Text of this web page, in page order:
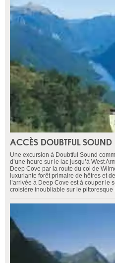
ACCÈS DOUBTFUL SOUND
Une excursion à Doubtful Sound
d’une heure sur le lac jusqu’à West
Deep Cove par la route du col de
luxuriante forêt primaire de hêtres et
l’arrivée à Deep Cove est à couper le
croisière inoubliable sur le pittoresque